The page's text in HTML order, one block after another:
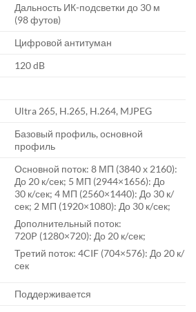
Дальность ИК-подсветки до 30 м
(98 футов)
Цифровой антитуман
120 dB
Ultra 265, H.265, H.264, MJPEG
Базовый профиль, основной
профиль
Основной поток: 8 МП (3840 х 2160):
До 20 к/сек; 5 МП (2944×1656): До
30 к/сек; 4 МП (2560×1440): До 30 к/
сек; 2 МП (1920×1080): До 30 к/сек;
Дополнительный поток:
720P (1280×720): До 20 к/сек;
Третий поток: 4CIF (704×576): До 20 к/
сек
Поддерживается